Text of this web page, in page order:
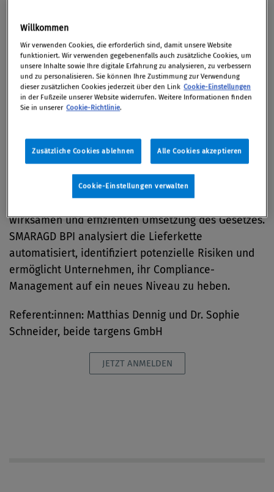
21. September 2023 / Compliance Solutions Day
2023
verpflichtet Unternehmen ab 2023, ihre Lieferketten
auf Menschenrechtsverletzungen und
anpassbare Software SMARAGD BPI mit unserem
wirksamen und effizienten Umsetzung des Gesetzes.
SMARAGD BPI analysiert die Lieferkette
automatisiert, identifiziert potenzielle Risiken und
ermöglicht Unternehmen, ihr Compliance-
Management auf ein neues Niveau zu heben.
Referent:innen: Matthias Dennig und Dr. Sophie
Schneider, beide targens GmbH
JETZT ANMELDEN
Willkommen
Wir verwenden Cookies, die erforderlich sind, damit unsere Website
funktioniert. Wir verwenden gegebenenfalls auch zusätzliche Cookies, um
unsere Inhalte sowie Ihre digitale Erfahrung zu analysieren, zu verbessern
und zu personalisieren. Sie können Ihre Zustimmung zur Verwendung
dieser zusätzlichen Cookies jederzeit über den Link Cookie-Einstellungen
in der Fußzeile unserer Website widerrufen. Weitere Informationen finden
Sie in unserer Cookie-Richtlinie.
Zusätzliche Cookies ablehnen Alle Cookies akzeptieren
Cookie-Einstellungen verwalten